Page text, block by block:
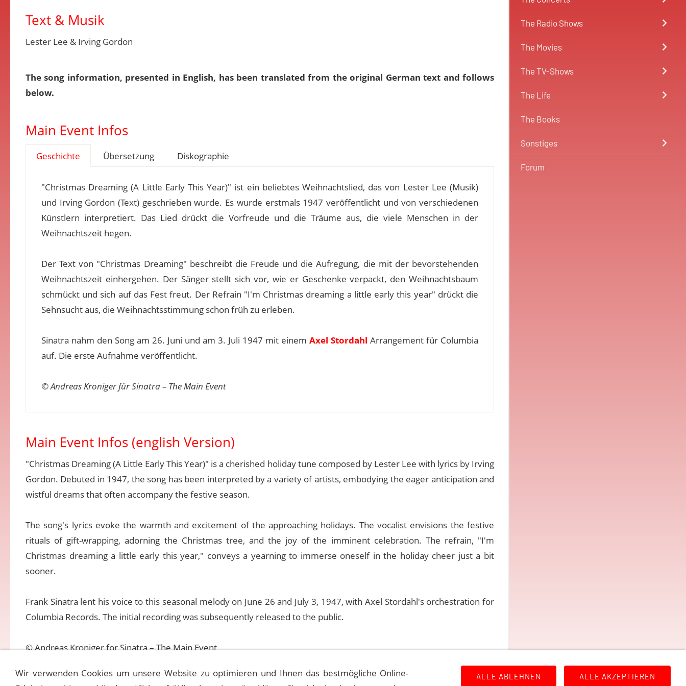
The Radio Shows
The Movies
The TV-Shows
The Life
The Books
Sonstiges
Forum
Text & Musik
Lester Lee & Irving Gordon
The song information, presented in English, has been translated from the original German text and follows
below.
Main Event Infos
Geschichte Übersetzung Diskographie
"Christmas Dreaming (A Little Early This Year)" ist ein beliebtes Weihnachtslied, das von Lester Lee (Musik)
und Irving Gordon (Text) geschrieben wurde. Es wurde erstmals 1947 veröffentlicht und von verschiedenen
Künstlern interpretiert. Das Lied drückt die Vorfreude und die Träume aus, die viele Menschen in der
Weihnachtszeit hegen.
Der Text von "Christmas Dreaming" beschreibt die Freude und die Aufregung, die mit der bevorstehenden
Weihnachtszeit einhergehen. Der Sänger stellt sich vor, wie er Geschenke verpackt, den Weihnachtsbaum
schmückt und sich auf das Fest freut. Der Refrain "I'm Christmas dreaming a little early this year" drückt die
Sehnsucht aus, die Weihnachtsstimmung schon früh zu erleben.
Sinatra nahm den Song am 26. Juni und am 3. Juli 1947 mit einem Axel Stordahl Arrangement für Columbia
auf. Die erste Aufnahme veröffentlicht.
© Andreas Kroniger für Sinatra – The Main Event
Main Event Infos (english Version)
"Christmas Dreaming (A Little Early This Year)" is a cherished holiday tune composed by Lester Lee with lyrics by Irving
Gordon. Debuted in 1947, the song has been interpreted by a variety of artists, embodying the eager anticipation and
wistful dreams that often accompany the festive season.
The song's lyrics evoke the warmth and excitement of the approaching holidays. The vocalist envisions the festive
rituals of gift-wrapping, adorning the Christmas tree, and the joy of the imminent celebration. The refrain, "I'm
Christmas dreaming a little early this year," conveys a yearning to immerse oneself in the holiday cheer just a bit
sooner.
Frank Sinatra lent his voice to this seasonal melody on June 26 and July 3, 1947, with Axel Stordahl's orchestration for
Columbia Records. The initial recording was subsequently released to the public.
© Andreas Kroniger for Sinatra – The Main Event
Wir verwenden Cookies um unsere Website zu optimieren und Ihnen das bestmögliche Online-
ALLE AKZEPTIEREN
ALLE ABLEHNEN